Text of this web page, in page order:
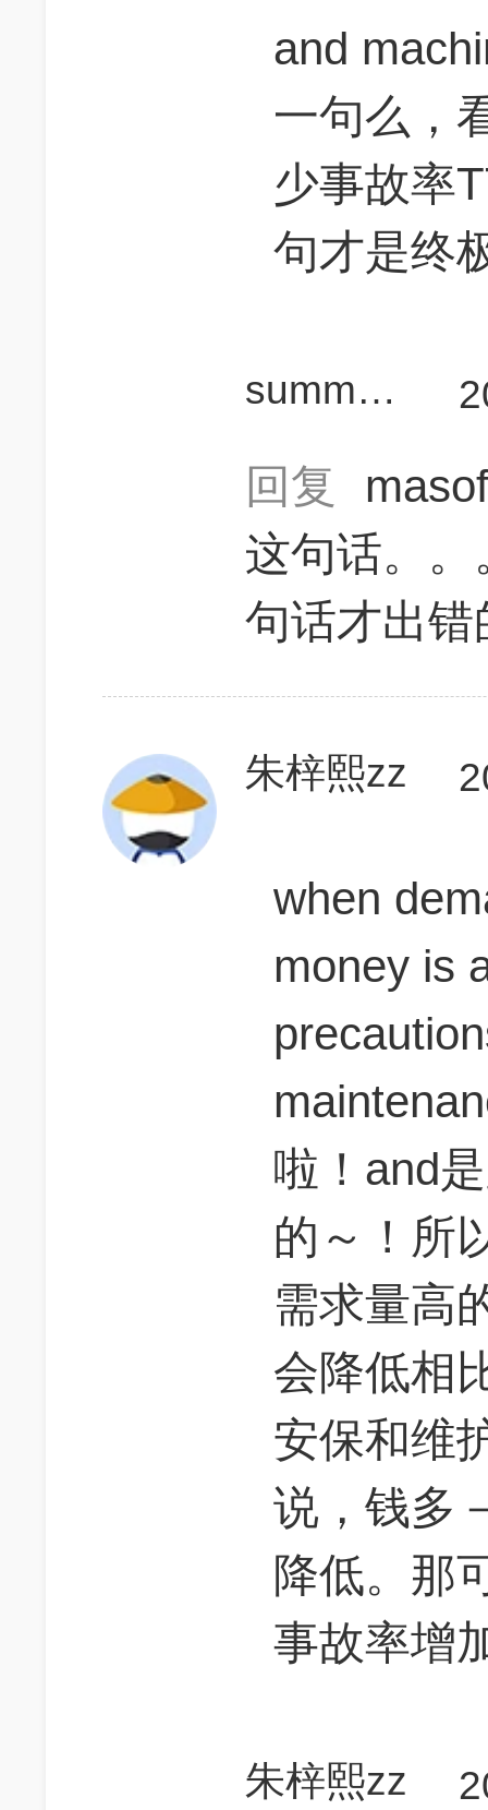
and
一句么，
少事故率
句才是终
summyzhang
回复
这句话。
句话才出错
朱梓熙zz
when
money is
啦！and
的～！所
需求量高
会降低相
安保和维
说，钱多
降低。那
事故率增
朱梓熙zz